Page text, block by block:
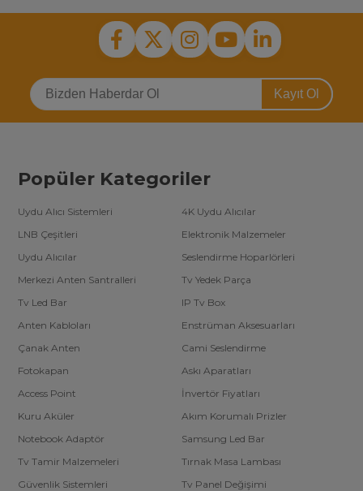
Kayıt Ol
Popüler Kategoriler
Uydu Alıcı Sistemleri
4K Uydu Alıcılar
LNB Çeşitleri
Elektronik Malzemeler
Uydu Alıcılar
Seslendirme Hoparlörleri
Merkezi Anten Santralleri
Tv Yedek Parça
Tv Led Bar
IP Tv Box
Anten Kabloları
Enstrüman Aksesuarları
Çanak Anten
Cami Seslendirme
Fotokapan
Askı Aparatları
Access Point
İnvertör Fiyatları
Kuru Aküler
Akım Korumalı Prizler
Notebook Adaptör
Samsung Led Bar
Tv Tamir Malzemeleri
Tırnak Masa Lambası
Güvenlik Sistemleri
Tv Panel Değişimi